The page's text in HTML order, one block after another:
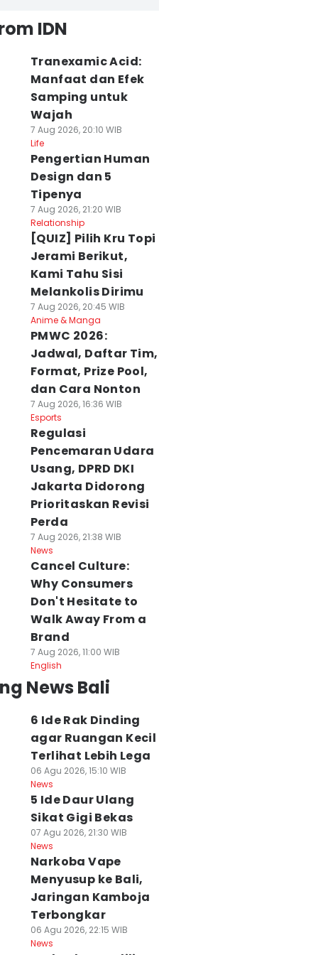
IDN
Tranexamic Acid:
Manfaat dan Efek
Samping untuk
Wajah
7 Aug 2026, 20:10 WIB
Life
Pengertian Human
Design dan 5
Tipenya
7 Aug 2026, 21:20 WIB
Relationship
[QUIZ] Pilih Kru Topi
Jerami Berikut,
Kami Tahu Sisi
Melankolis Dirimu
7 Aug 2026, 20:45 WIB
Anime & Manga
PMWC 2026:
Jadwal, Daftar Tim,
Format, Prize Pool,
dan Cara Nonton
7 Aug 2026, 16:36 WIB
Esports
Regulasi
Pencemaran Udara
Usang, DPRD DKI
Jakarta Didorong
Prioritaskan Revisi
Perda
7 Aug 2026, 21:38 WIB
News
Cancel Culture:
Why Consumers
Don't Hesitate to
Walk Away From a
Brand
7 Aug 2026, 11:00 WIB
English
News Bali
6 Ide Rak Dinding
agar Ruangan Kecil
Terlihat Lebih Lega
06 Agu 2026, 15:10 WIB
News
5 Ide Daur Ulang
Sikat Gigi Bekas
07 Agu 2026, 21:30 WIB
News
Narkoba Vape
Menyusup ke Bali,
Jaringan Kamboja
Terbongkar
06 Agu 2026, 22:15 WIB
News